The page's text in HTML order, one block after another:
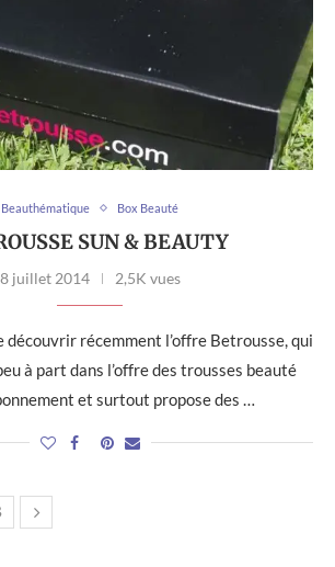
Beauthématique Box Beauté
SUN & BEAUTY
8 juillet 2014 2,5K vues
découvrir récemment l’offre Betrousse, qui
à part dans l’offre des trousses beauté
et surtout propose des …